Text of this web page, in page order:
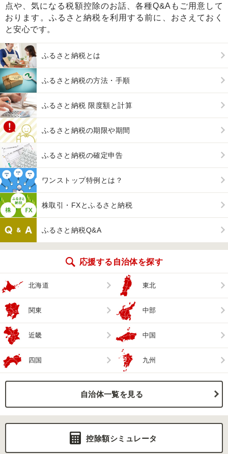
点や、気になる税額控除のお話、各種Q&Aもご用意して
おります。ふるさと納税を利用する前に、おさえておく
と安心です。
ふるさと納税とは
ふるさと納税の方法・手順
ふるさと納税 限度額と計算
ふるさと納税の期限や期間
ふるさと納税の確定申告
ワンストップ特例とは？
株取引・FXとふるさと納税
ふるさと納税Q&A
応援する自治体を探す
北海道 東北
関東 中部
近畿 中国
四国 九州
自治体一覧を見る
控除額シミュレータ